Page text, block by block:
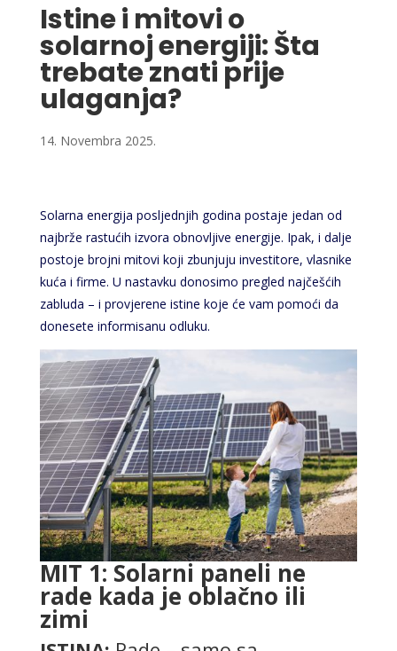
Istine i mitovi o
solarnoj energiji: Šta
trebate znati prije
ulaganja?
14. Novembra 2025.
Solarna energija posljednjih godina postaje jedan od
najbrže rastućih izvora obnovljive energije. Ipak, i dalje
postoje brojni mitovi koji zbunjuju investitore, vlasnike
kuća i firme. U nastavku donosimo pregled najčešćih
zabluda – i provjerene istine koje će vam pomoći da
donesete informisanu odluku.
MIT 1: Solarni paneli ne
rade kada je oblačno ili
zimi